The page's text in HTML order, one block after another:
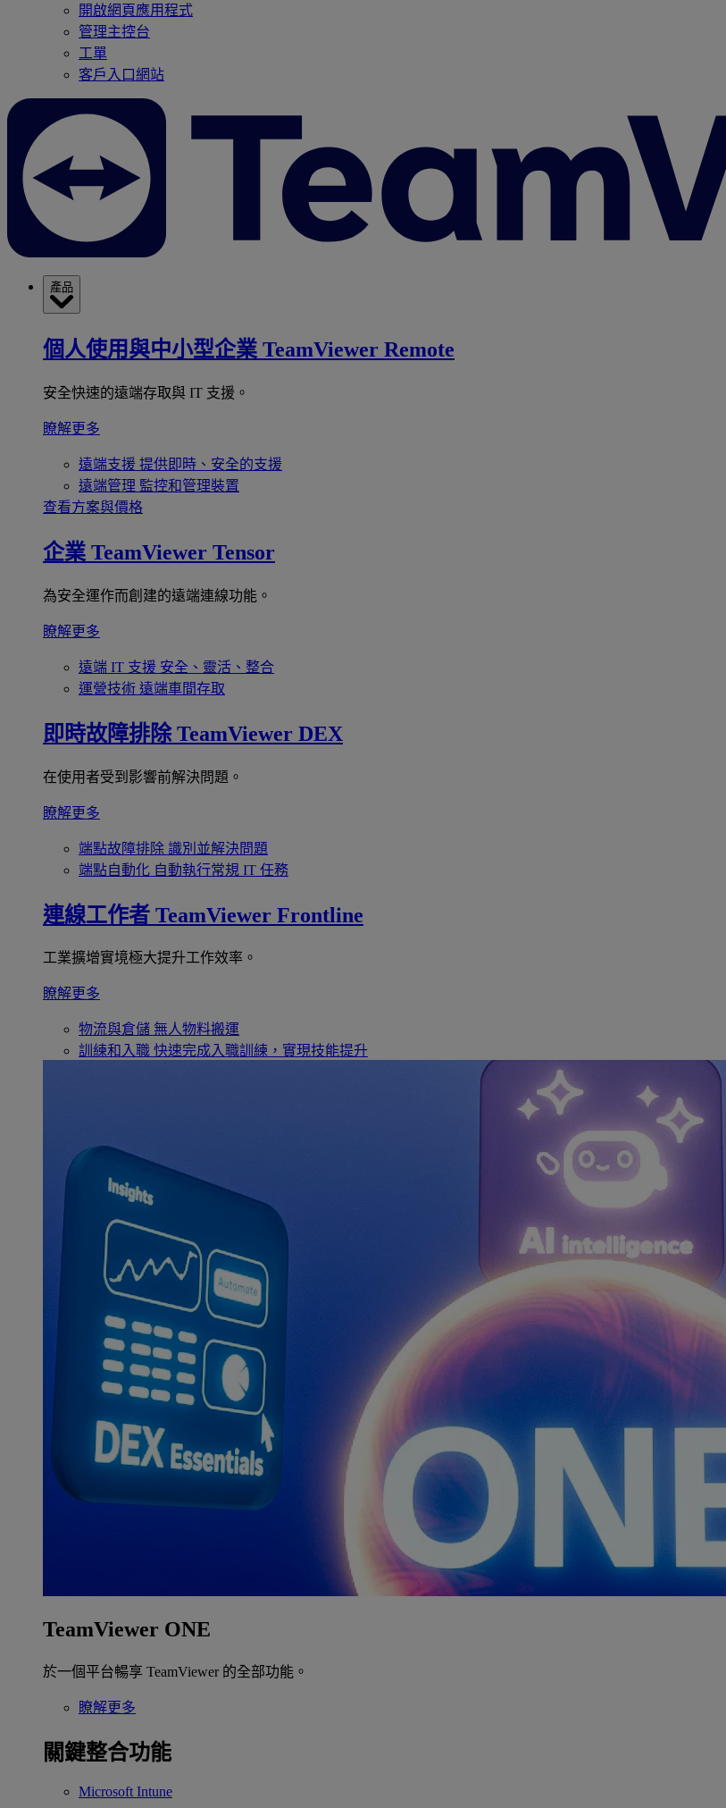
開啟網頁應用程式
管理主控台
工單
客戶入口網站
產品
個人使用與中小型企業 TeamViewer Remote
安全快速的遠端存取與 IT 支援。
瞭解更多
遠端支援 提供即時、安全的支援
遠端管理 監控和管理裝置
查看方案與價格
企業 TeamViewer Tensor
為安全運作而創建的遠端連線功能。
瞭解更多
遠端 IT 支援 安全、靈活、整合
運營技術 遠端車間存取
即時故障排除 TeamViewer DEX
在使用者受到影響前解決問題。
瞭解更多
端點故障排除 識別並解決問題
端點自動化 自動執行常規 IT 任務
連線工作者 TeamViewer Frontline
工業擴增實境極大提升工作效率。
瞭解更多
物流與倉儲 無人物料搬運
訓練和入職 快速完成入職訓練，實現技能提升
TeamViewer ONE
於一個平台暢享 TeamViewer 的全部功能。
瞭解更多
關鍵整合功能
Microsoft Intune